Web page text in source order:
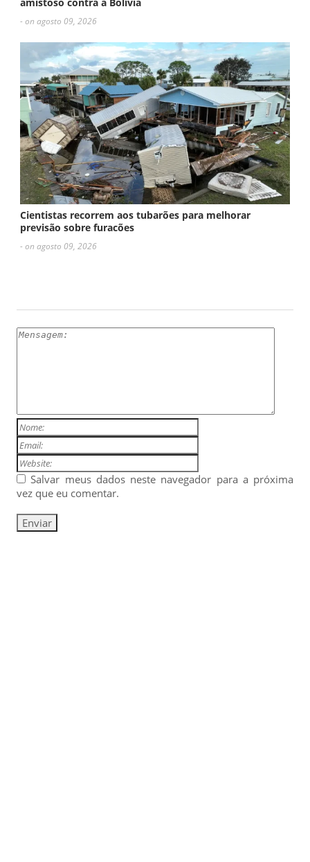
- on agosto 09, 2026
Cientistas recorrem aos tubarões para melhorar
previsão sobre furacões
- on agosto 09, 2026
Salvar meus dados neste navegador para a próxima
vez que eu comentar.